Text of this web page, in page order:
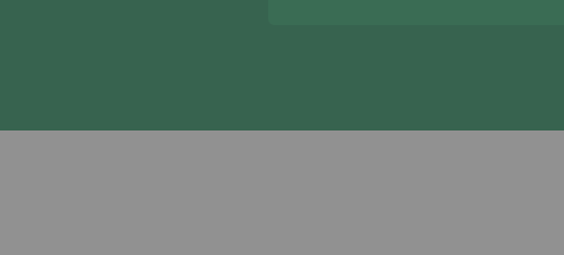
Les énergies d'avenir